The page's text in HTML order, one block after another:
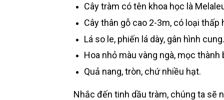
Cây tràm có tên khoa học là
Cây thân gỗ cao 2-3m, có loại
Lá so le, phiến lá dày, gân hình
Hoa nhỏ màu vàng ngà, mọc
Quả nang, tròn, chứ nhiều hạt.
Nhắc đến tinh dầu tràm, chúng ta sẽ